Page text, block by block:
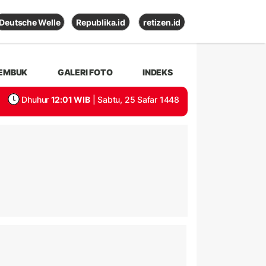
Deutsche Welle Republika.id retizen.id
GALERI FOTO INDEKS
Dhuhur 12:01 WIB | Sabtu, 25 Safar 1448